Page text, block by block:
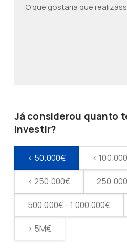
Já considerou quanto
investir?
< 50.000€ <
< 250.000€
500.000€ - 1.000.000€
> 5M€